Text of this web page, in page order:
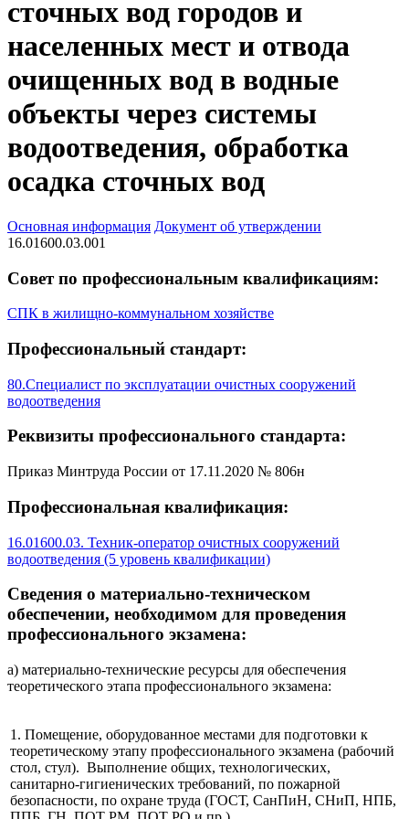
сточных вод городов и
населенных мест и отвода
очищенных вод в водные
объекты через системы
водоотведения, обработка
осадка сточных вод
Основная информация Документ об утверждении
16.01600.03.001
Совет по профессиональным квалификациям:
СПК в жилищно-коммунальном хозяйстве
Профессиональный стандарт:
80.Специалист по эксплуатации очистных сооружений
водоотведения
Реквизиты профессионального стандарта:
Приказ Минтруда России от 17.11.2020 № 806н
Профессиональная квалификация:
16.01600.03. Техник-оператор очистных сооружений
водоотведения (5 уровень квалификации)
Сведения о материально-техническом
обеспечении, необходимом для проведения
профессионального экзамена:
а) материально-технические ресурсы для обеспечения
теоретического этапа профессионального экзамена:
1. Помещение, оборудованное местами для подготовки к
теоретическому этапу профессионального экзамена (рабочий
стол, стул). Выполнение общих, технологических,
санитарно-гигиенических требований, по пожарной
безопасности, по охране труда (ГОСТ, СанПиН, СНиП, НПБ,